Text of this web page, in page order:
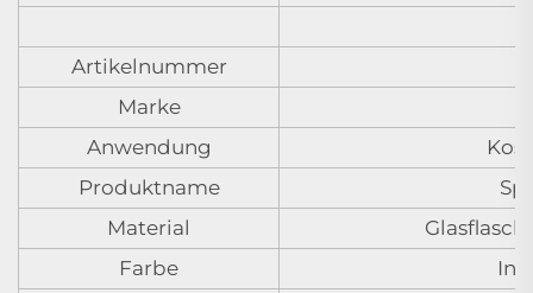
Artikelnummer
Marke
Anwendung
Produktname
Material
Farbe